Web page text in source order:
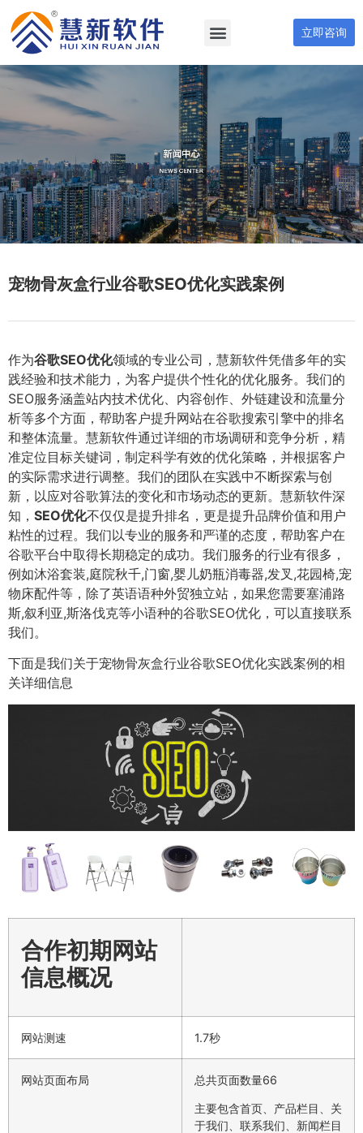
立即咨询
宠物骨灰盒行业谷歌SEO优化实践案例
作为谷歌SEO优化领域的专业公司，慧新软件凭借多年的实
践经验和技术能力，为客户提供个性化的优化服务。我们的
SEO服务涵盖站内技术优化、内容创作、外链建设和流量分
析等多个方面，帮助客户提升网站在谷歌搜索引擎中的排名
和整体流量。慧新软件通过详细的市场调研和竞争分析，精
准定位目标关键词，制定科学有效的优化策略，并根据客户
的实际需求进行调整。我们的团队在实践中不断探索与创
新，以应对谷歌算法的变化和市场动态的更新。慧新软件深
知， SEO优化不仅仅是提升排名，更是提升品牌价值和用户
粘性的过程。我们以专业的服务和严谨的态度，帮助客户在
谷歌平台中取得长期稳定的成功。我们服务的行业有很多，
例如沐浴套装,庭院秋千,门窗,婴儿奶瓶消毒器,发叉,花园椅,宠
物床配件等，除了英语语种外贸独立站，如果您需要塞浦路
斯,叙利亚,斯洛伐克等小语种的谷歌SEO优化，可以直接联系
我们。
下面是我们关于宠物骨灰盒行业谷歌SEO优化实践案例的相
关详细信息
合作初期网站
信息概况
网站测速 1.7秒
网站页面布局 总共页面数量66
主要包含首页、产品栏目、关
于我们、联系我们、新闻栏目